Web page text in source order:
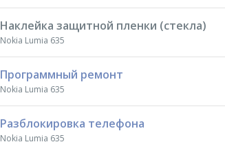
Наклейка защитной пленки (стекла)
Nokia Lumia 635
Программный ремонт
Nokia Lumia 635
Разблокировка телефона
Nokia Lumia 635